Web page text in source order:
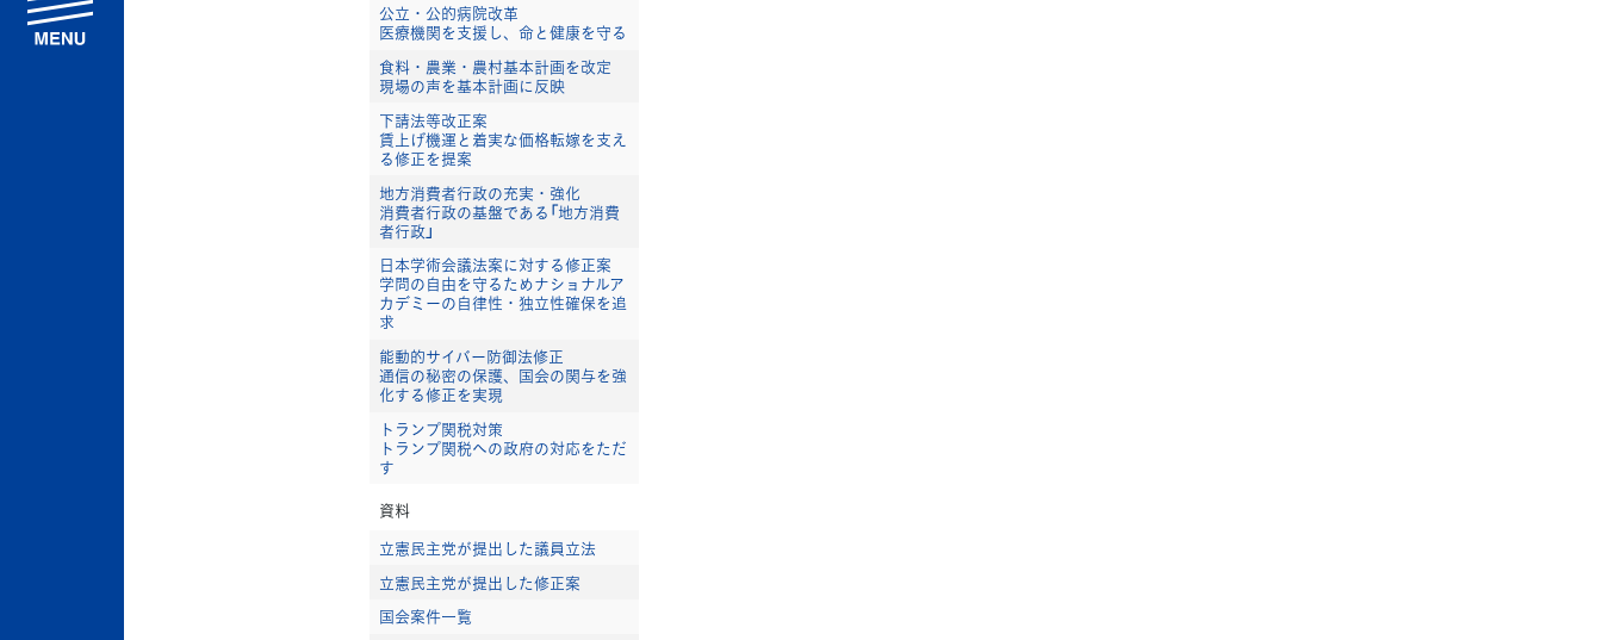
公立・公的病院改革
医療機関を支援し、命と健康を守る
食料・農業・農村基本計画を改定
現場の声を基本計画に反映
下請法等改正案
賃上げ機運と着実な価格転嫁を支え
る修正を提案
地方消費者行政の充実・強化
消費者行政の基盤である「地方消費
者行政」
日本学術会議法案に対する修正案
学問の自由を守るためナショナルア
カデミーの自律性・独立性確保を追
求
能動的サイバー防御法修正
通信の秘密の保護、国会の関与を強
化する修正を実現
トランプ関税対策
トランプ関税への政府の対応をただ
す
資料
立憲民主党が提出した議員立法
立憲民主党が提出した修正案
国会案件一覧